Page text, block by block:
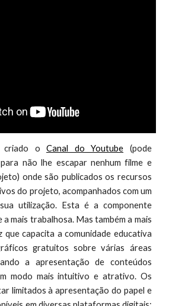
criado o Canal do Youtube (pode
não lhe escapar nenhum filme e
onde são publicados os recursos
do projeto, acompanhados com um
utilização. Esta é a componente
mais trabalhosa. Mas também a mais
que capacita a comunidade educativa
gratuitos sobre várias áreas
a apresentação de conteúdos
modo mais intuitivo e atrativo. Os
limitados à apresentação do papel e